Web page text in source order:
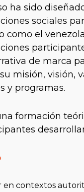
ha sido
sociales
como el
de marca
misión, visión,
y programas.
formación
en contextos